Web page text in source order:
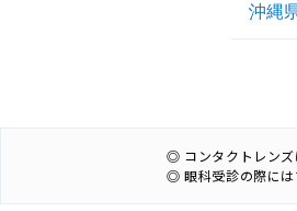
沖縄
◎ コンタクトレンズ
◎ 眼科受診の際には